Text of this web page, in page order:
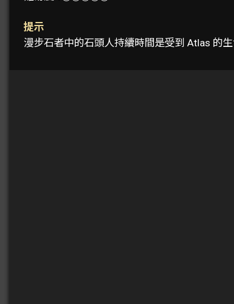
提示
漫步石者中的石頭人持續時間是受到 Atlas 的